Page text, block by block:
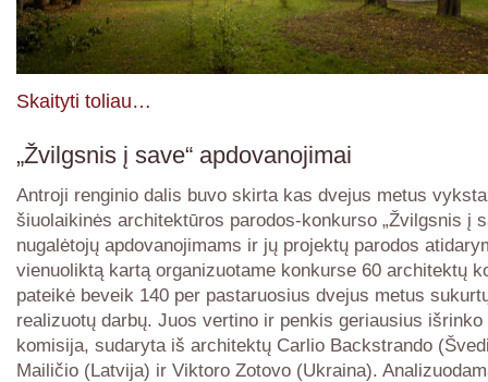
Skaityti toliau…
„Žvilgsnis į save“ apdovanojimai
Antroji renginio dalis buvo skirta kas dvejus metus
šiuolaikinės architektūros parodos-konkurso „Žvilgsnis į
nugalėtojų apdovanojimams ir jų projektų parodos
vienuoliktą kartą organizuotame konkurse 60 architektų
pateikė beveik 140 per pastaruosius dvejus metus
realizuotų darbų. Juos vertino ir penkis geriausius išrinko
komisija, sudaryta iš architektų Carlio Backstrando
Mailičio (Latvija) ir Viktoro Zotovo (Ukraina).